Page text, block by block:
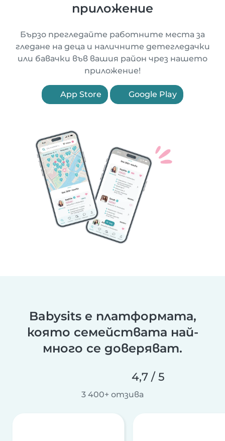
приложение
Бързо прегледайте работните места за
гледане на деца и наличните детегледачки
или бавачки във вашия район чрез нашето
приложение!
App Store Google Play
Babysits е платформата,
която семействата най-
много се доверяват.
4,7 / 5
3 400+ отзива